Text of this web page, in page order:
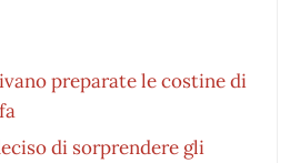
preparate le costine di
di sorprendere gli